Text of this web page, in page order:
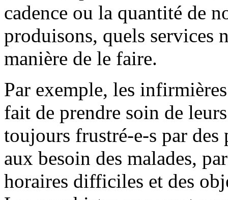
cadence ou la quantité de
produisons, quels services
manière de le faire.
Par exemple, les
fait de prendre soin de
toujours frustré-e-s par
aux besoin des malades,
horaires difficiles et des